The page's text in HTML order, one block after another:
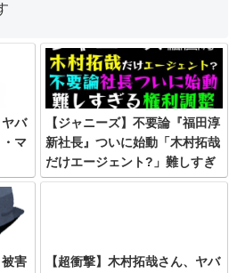
ヤバ
マ
【ジャニーズ】不要論『福田淳
新社長』ついに始動「木村拓哉
だけエージェント?」難しすぎ
る権利調整、ドル箱ファンクラ
被害
【超衝撃】木村拓哉さん、ヤバ